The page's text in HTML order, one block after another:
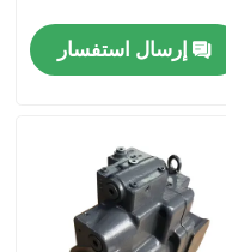
إرسال استفسار